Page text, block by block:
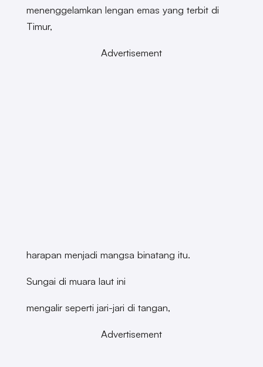
menenggelamkan lengan emas yang terbit di
Timur,
Advertisement
harapan menjadi mangsa binatang itu.
Sungai di muara laut ini
mengalir seperti jari-jari di tangan,
Advertisement